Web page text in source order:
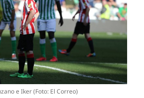
e Iker (Foto: El Correo)